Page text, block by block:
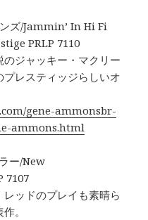
ズ/Jammin’ In Hi Fi
PRLP 7110
ジャッキー・マクリー
レスティッジらしいオ
gene-ammonsbr-
ammons.html
ー/New
7107
ッドのプレイも素晴ら
。